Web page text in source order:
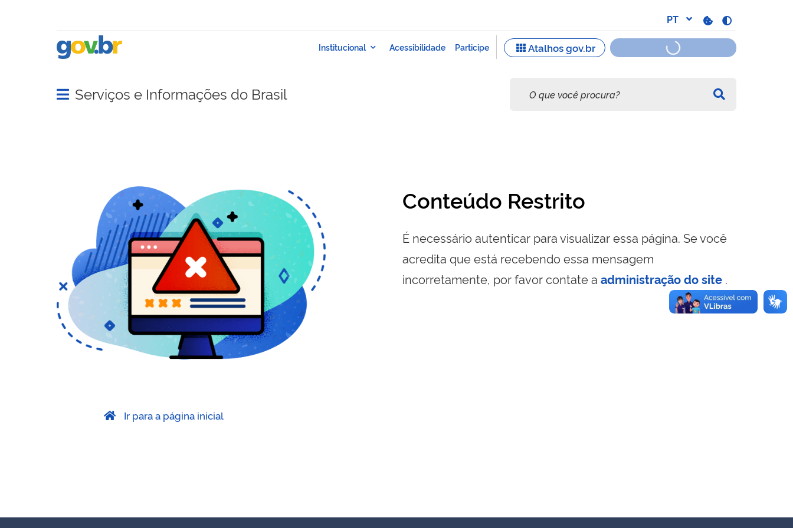
Abrir menu principal de navegação
Serviços e Informações do Brasil
Conteúdo Restrito
É necessário autenticar para visualizar essa página. Se você
acredita que está recebendo essa mensagem
incorretamente, por favor contate a administração do site .
Ir para a página inicial